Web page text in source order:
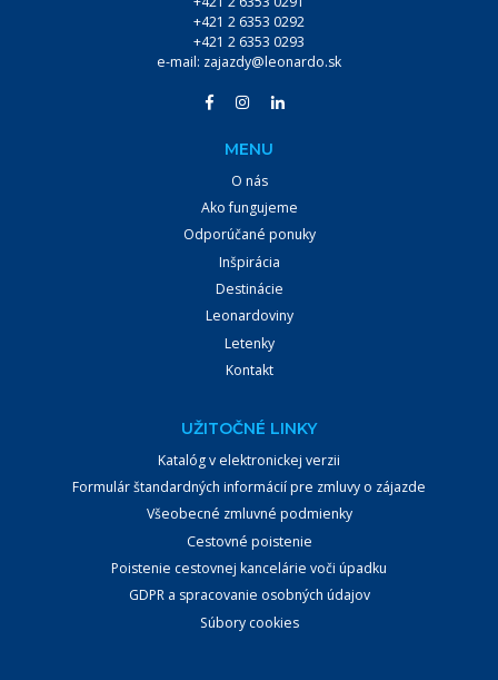
+421 2 6353 0292
+421 2 6353 0293
e-mail: zajazdy@leonardo.sk
MENU
O nás
Ako fungujeme
Odporúčané ponuky
Inšpirácia
Destinácie
Leonardoviny
Letenky
Kontakt
UŽITOČNÉ LINKY
Katalóg v elektronickej verzii
Formulár štandardných informácií pre zmluvy o zájazde
Všeobecné zmluvné podmienky
Cestovné poistenie
Poistenie cestovnej kancelárie voči úpadku
GDPR a spracovanie osobných údajov
Súbory cookies